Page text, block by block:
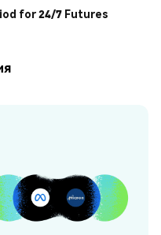
for 24/7 Futures